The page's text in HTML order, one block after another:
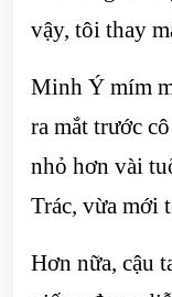
vậy, tôi thay
Minh Ý mím
ra mắt trước
nhỏ hơn vài
Trác, vừa mới
Hơn nữa, cậu